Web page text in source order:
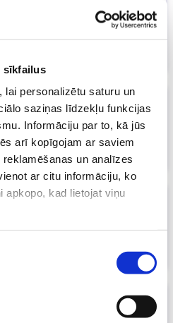
sīkfailus
personalizētu saturu un
saziņas līdzekļu funkcijas
Informāciju par to, kā jūs
arī kopīgojam ar saviem
un analīzes
ar citu informāciju, ko
apkopo, kad lietojat viņu
bērns lasa grāmatas? Rādi
00:00
- atsauksme
11:54
Edite Sarva
pupupipiņupu
domā par grāmatu lasīšanu?